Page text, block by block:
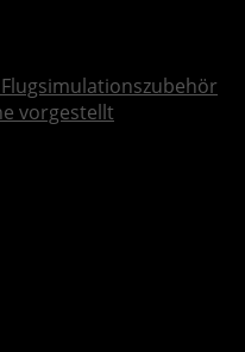
vorgestellt